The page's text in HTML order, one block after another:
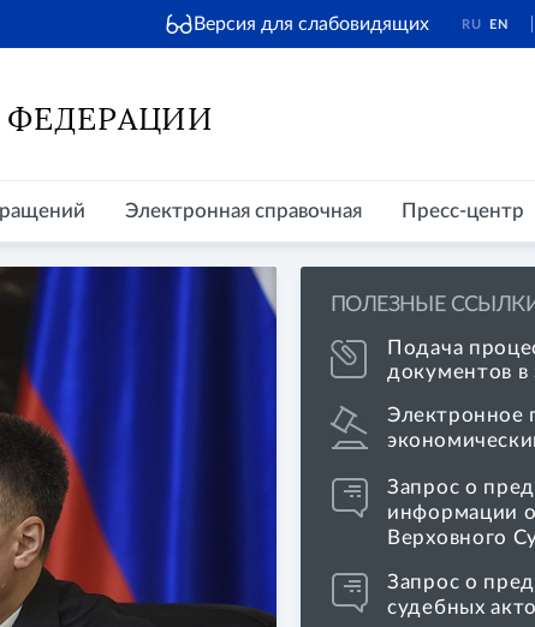
Версия для слабовидящих RU EN
Электронная справочная Пресс-центр
ПОЛЕЗНЫЕ
Подача
документов
Электронное
Запрос о
информации
Верховного
Запрос о
судебных